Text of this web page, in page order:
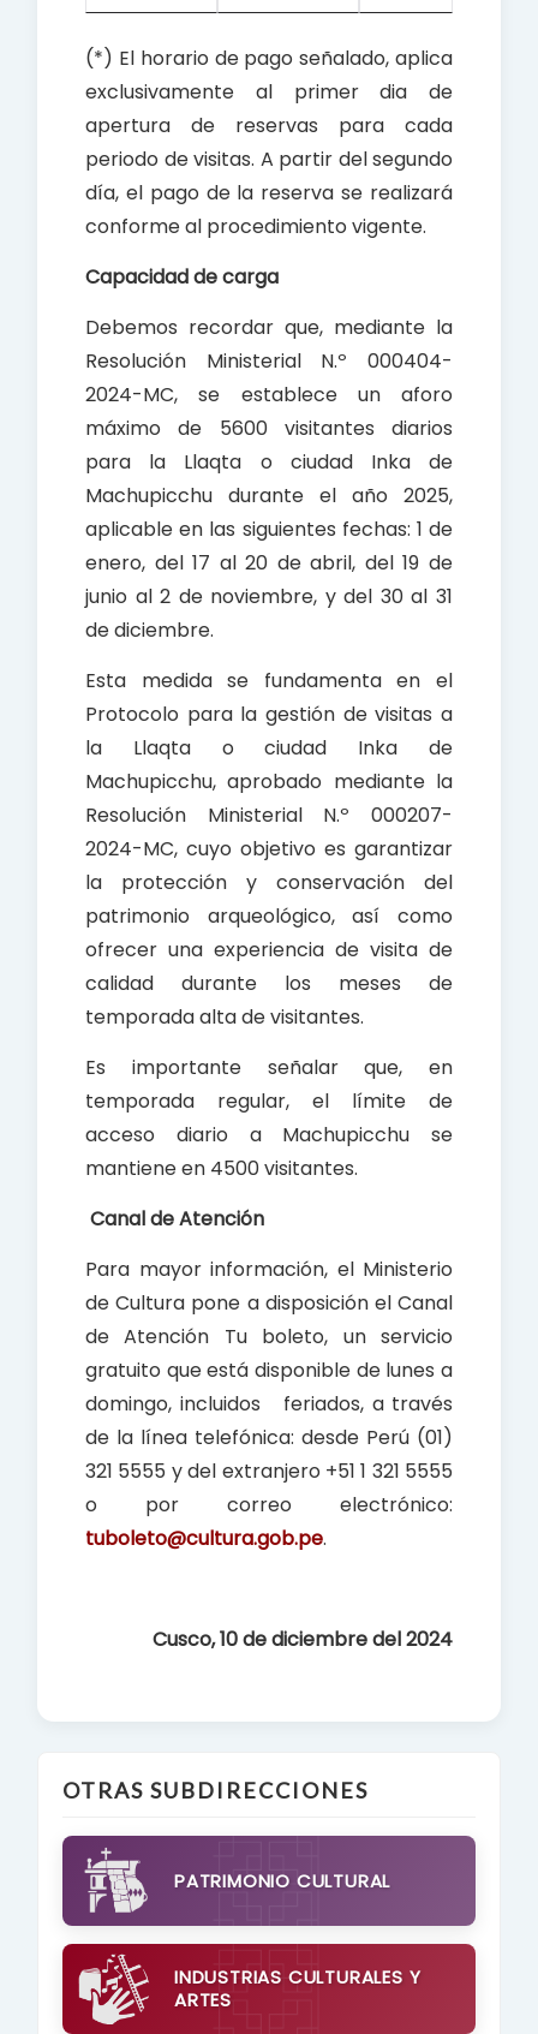
(*) El horario de pago señalado, aplica
exclusivamente al primer dia de
apertura de reservas para cada
periodo de visitas. A partir del segundo
día, el pago de la reserva se realizará
conforme al procedimiento vigente.
Capacidad de carga
Debemos recordar que, mediante la
Resolución Ministerial N.º 000404-
2024-MC, se establece un aforo
máximo de 5600 visitantes diarios
para la Llaqta o ciudad Inka de
Machupicchu durante el año 2025,
aplicable en las siguientes fechas: 1 de
enero, del 17 al 20 de abril, del 19 de
junio al 2 de noviembre, y del 30 al 31
de diciembre.
Esta medida se fundamenta en el
Protocolo para la gestión de visitas a
la Llaqta o ciudad Inka de
Machupicchu, aprobado mediante la
Resolución Ministerial N.º 000207-
2024-MC, cuyo objetivo es garantizar
la protección y conservación del
patrimonio arqueológico, así como
ofrecer una experiencia de visita de
calidad durante los meses de
temporada alta de visitantes.
Es importante señalar que, en
temporada regular, el límite de
acceso diario a Machupicchu se
mantiene en 4500 visitantes.
Canal de Atención
Para mayor información, el Ministerio
de Cultura pone a disposición el Canal
de Atención Tu boleto, un servicio
gratuito que está disponible de lunes a
domingo, incluidos feriados, a través
de la línea telefónica: desde Perú (01)
321 5555 y del extranjero +51 1 321 5555
o por correo electrónico:
tuboleto@cultura.gob.pe.
Cusco, 10 de diciembre del 2024
OTRAS SUBDIRECCIONES
PATRIMONIO CULTURAL
INDUSTRIAS CULTURALES Y
ARTES